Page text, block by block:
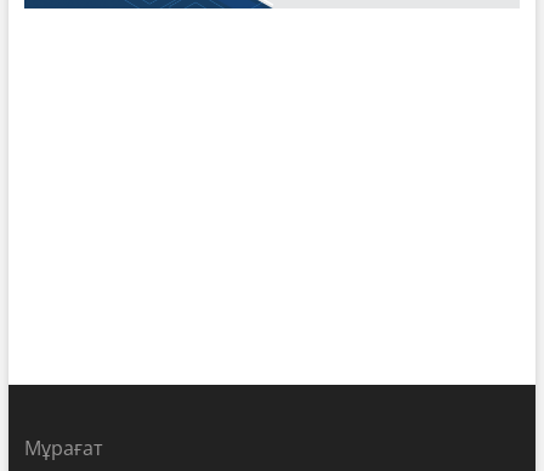
Мұрағат